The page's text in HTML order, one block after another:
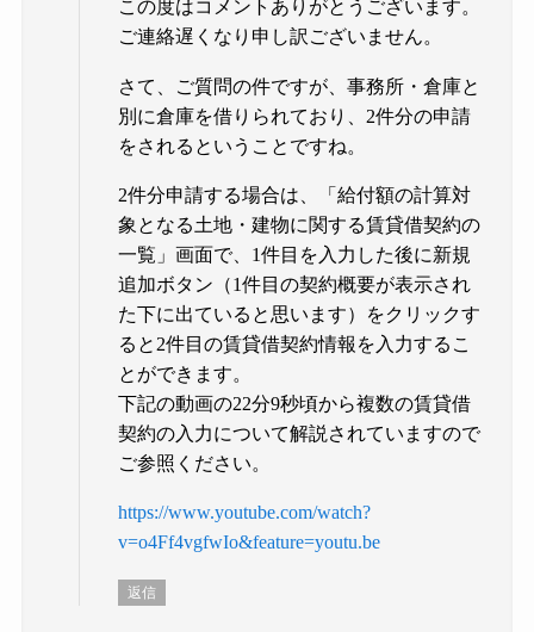
この度はコメントありがとうございます。
ご連絡遅くなり申し訳ございません。
さて、ご質問の件ですが、事務所・倉庫と
別に倉庫を借りられており、2件分の申請
をされるということですね。
2件分申請する場合は、「給付額の計算対
象となる土地・建物に関する賃貸借契約の
一覧」画面で、1件目を入力した後に新規
追加ボタン（1件目の契約概要が表示され
た下に出ていると思います）をクリックす
ると2件目の賃貸借契約情報を入力するこ
とができます。
下記の動画の22分9秒頃から複数の賃貸借
契約の入力について解説されていますので
ご参照ください。
https://www.youtube.com/watch?
v=o4Ff4vgfwIo&feature=youtu.be
返信